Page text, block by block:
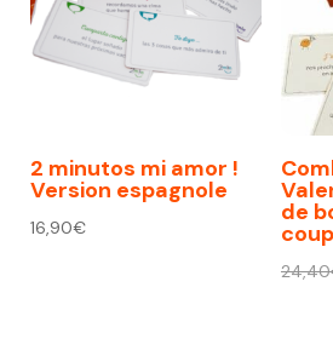
2 minutos mi amor !
Version espagnole
16,90€
de
24,40